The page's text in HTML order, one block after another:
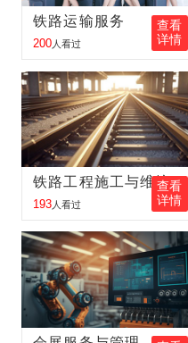
富大龙 报名 工程测量
张昕鑫 报名 护理
李立新 报名 工程测量
孙 丽 报名 铁路客运服务
新能源汽车
王中琪 报名 铁路客运服务
李金奇 报名 邮轮乘务
王梦瑶 报名 电子商务
铁路运输服务
200人看过
查看
详情
铁路工程施工与维护
193人看过
查看
详情